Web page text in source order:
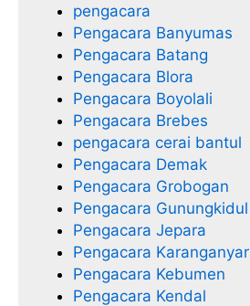
pengacara
Pengacara Banyumas
Pengacara Batang
Pengacara Blora
Pengacara Boyolali
Pengacara Brebes
pengacara cerai bantul
Pengacara Demak
Pengacara Grobogan
Pengacara Gunungkidul
Pengacara Jepara
Pengacara Karanganyar
Pengacara Kebumen
Pengacara Kendal